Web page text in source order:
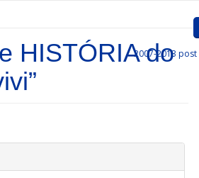
2007-2013 post
HISTÓRIA do